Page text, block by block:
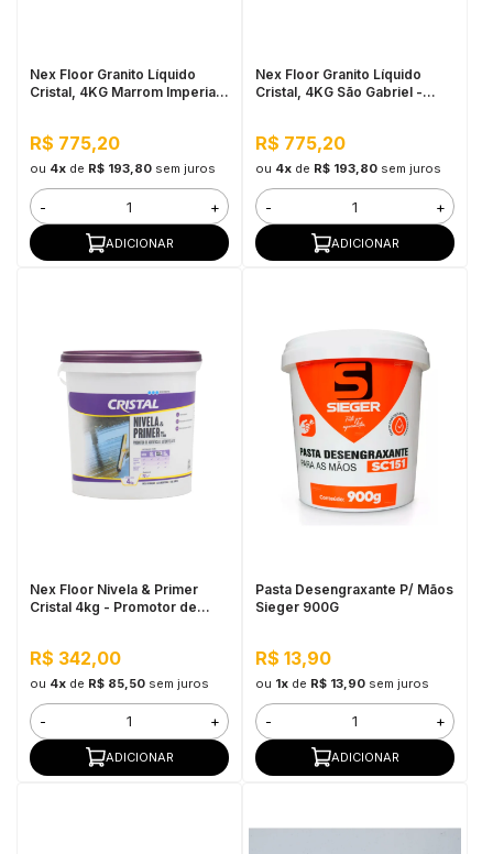
Nex Floor Granito Líquido
Cristal, 4KG Marrom Imperial -
R$ 775,20
ou 4xde R$ 193,80 sem juros
- +
ADICIONAR
Nex Floor Granito Líquido
Cristal, 4KG São Gabriel -
R$ 775,20
ou 4xde R$ 193,80 sem juros
- +
ADICIONAR
Nex Floor Nivela & Primer
Cristal 4kg - Promotor de
R$ 342,00
ou 4xde R$ 85,50 sem juros
- +
ADICIONAR
Pasta Desengraxante P/ Mãos
Sieger 900G
R$ 13,90
ou 1xde R$ 13,90 sem juros
- +
ADICIONAR